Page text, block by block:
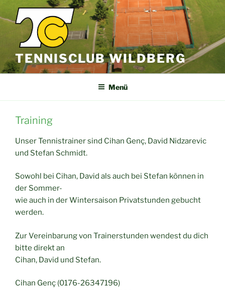
Inhalt
TENNISCLUB WILDBERG
Menü
Training
Unser Tennistrainer sind Cihan Genç, David Nidzarevic
und Stefan Schmidt.
Sowohl bei Cihan, David als auch bei Stefan können in
der Sommer-
wie auch in der Wintersaison Privatstunden gebucht
werden.
Zur Vereinbarung von Trainerstunden wendest du dich
bitte direkt an
Cihan, David und Stefan.
Cihan Genç (0176-26347196)